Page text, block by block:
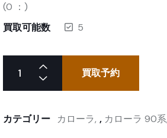
(0 ：)
買取可能数
5
買取予約
カテゴリー カローラ , カローラ 90系